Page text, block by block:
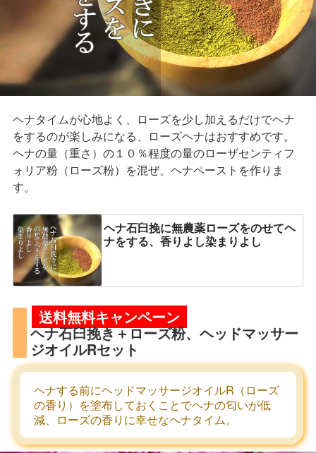
ヘナタイムが心地よく、ローズを少し加えるだけでヘナ
をするのが楽しみになる、ローズヘナはおすすめです。
ヘナの量（重さ）の１０％程度の量のローザセンティフ
ォリア粉（ローズ粉）を混ぜ、ヘナペーストを作りま
す。
ヘナ石臼挽に無農薬ローズをのせてヘ
ナをする、香りよし染まりよし
送料無料キャンペーン
ヘナ石臼挽き＋ローズ粉、ヘッドマッサー
ジオイルRセット
ヘナする前にヘッドマッサージオイルR（ローズ
の香り）を塗布しておくことでヘナの匂いが低
減、ローズの香りに幸せなヘナタイム。